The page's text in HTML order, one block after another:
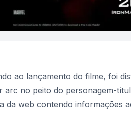
ao lançamento do filme, foi
arc no peito do personagem-
da web contendo informações